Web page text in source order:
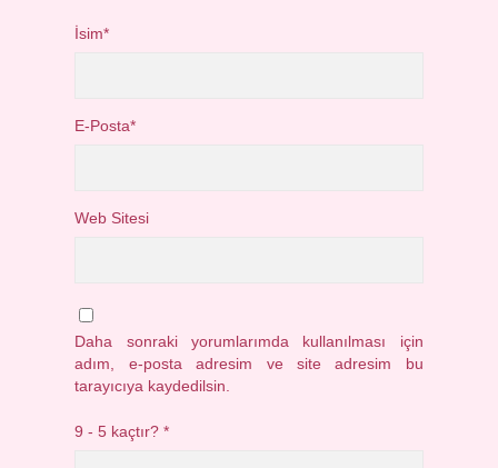
İsim*
E-Posta*
Web Sitesi
Daha sonraki yorumlarımda kullanılması için
adım, e-posta adresim ve site adresim bu
tarayıcıya kaydedilsin.
9 - 5 kaçtır?*